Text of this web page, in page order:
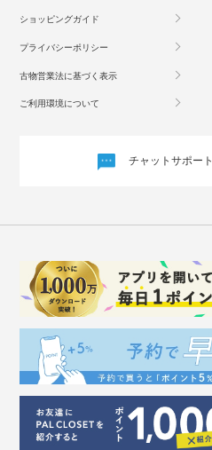
ショッピングガイド
プライバシーポリシー
古物営業法に基づく表示
ご利用環境について
チャットサポート